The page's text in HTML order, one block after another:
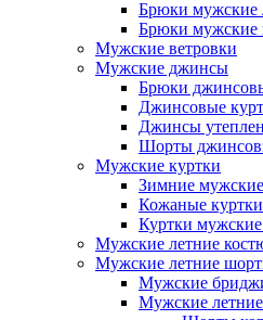
Брюки мужские
Брюки мужские
Мужские ветровки
Мужские джинсы
Брюки
Джинсовые
Джинсы
Шорты
Мужские куртки
Зимние
Кожаные
Куртки
Мужские летние
Мужские летние
Мужские
Мужские